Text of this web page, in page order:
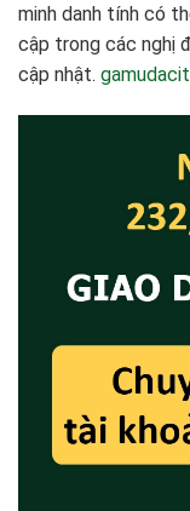
minh danh tính có
cập trong các nghị
cập nhật.